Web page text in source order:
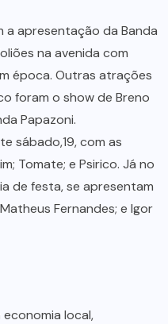
a apresentação da Banda
na avenida com
época. Outras atrações
foram o show de Breno
Papazoni.
sábado,19, com as
Tomate; e Psirico. Já no
de festa, se apresentam
Fernandes; e Igor
local,